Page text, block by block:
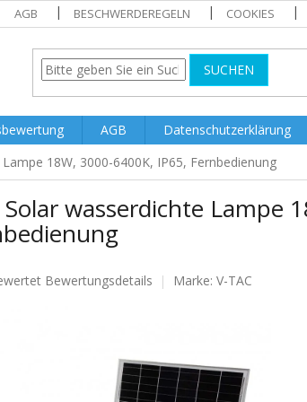
AGB BESCHWERDEREGELN COOKIES
SUCHEN
AGB Datenschutzerklärung
18W, 3000-6400K, IP65, Fernbedienung
Solar wasserdichte Lampe
Bewertungsdetails Marke: V-TAC